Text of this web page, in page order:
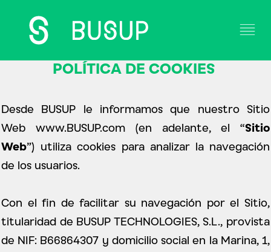
Solución
Casos de Éxito
Operadores
Blog
POLÍTICA DE COOKIES
Desde BUSUP le informamos que nuestro Sitio
Web www.BUSUP.com(en adelante, el “Sitio
Web”) utiliza cookies para analizar la navegación
de los usuarios.
Con el fin de facilitar su navegación por el Sitio,
titularidad de BUSUP TECHNOLOGIES, S.L., provista
de NIF: B66864307 y domicilio social en la Marina, 1,